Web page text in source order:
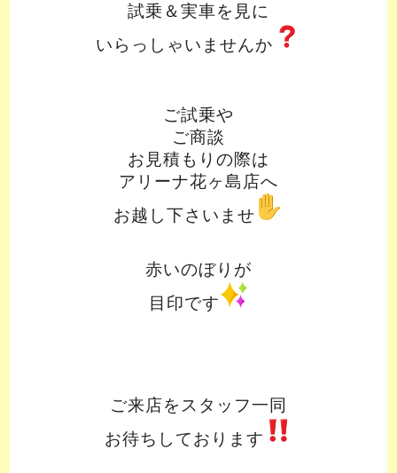
試乗＆実車を見に
いらっしゃいませんか
ご試乗や
ご商談
お見積もりの際は
アリーナ花ヶ島店へ
お越し下さいませ
赤いのぼりが
目印です
ご来店をスタッフ一同
お待ちしております